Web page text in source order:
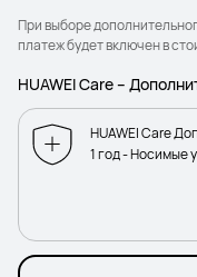
При выборе
платеж будет включен в
HUAWEI Care –
HUAWEI Care
1 год - Носимые